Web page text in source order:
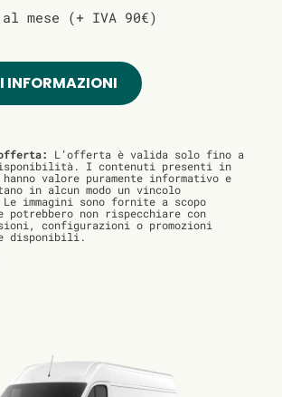
al mese (+ IVA 90€)
INFORMAZIONI
L’offerta è valida solo fino a
I contenuti presenti in
valore puramente informativo e
in alcun modo un vincolo
immagini sono fornite a scopo
non rispecchiare con
configurazioni o promozioni
disponibili.